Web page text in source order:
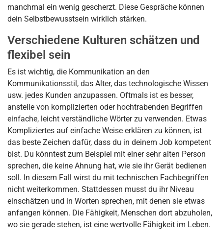
manchmal ein wenig gescherzt. Diese Gespräche können
dein Selbstbewusstsein wirklich stärken.
Verschiedene Kulturen schätzen und
flexibel sein
Es ist wichtig, die Kommunikation an den
Kommunikationsstil, das Alter, das technologische Wissen
usw. jedes Kunden anzupassen. Oftmals ist es besser,
anstelle von komplizierten oder hochtrabenden Begriffen
einfache, leicht verständliche Wörter zu verwenden. Etwas
Kompliziertes auf einfache Weise erklären zu können, ist
das beste Zeichen dafür, dass du in deinem Job kompetent
bist. Du könntest zum Beispiel mit einer sehr alten Person
sprechen, die keine Ahnung hat, wie sie ihr Gerät bedienen
soll. In diesem Fall wirst du mit technischen Fachbegriffen
nicht weiterkommen. Stattdessen musst du ihr Niveau
einschätzen und in Worten sprechen, mit denen sie etwas
anfangen können. Die Fähigkeit, Menschen dort abzuholen,
wo sie gerade stehen, ist eine wertvolle Fähigkeit im Leben.